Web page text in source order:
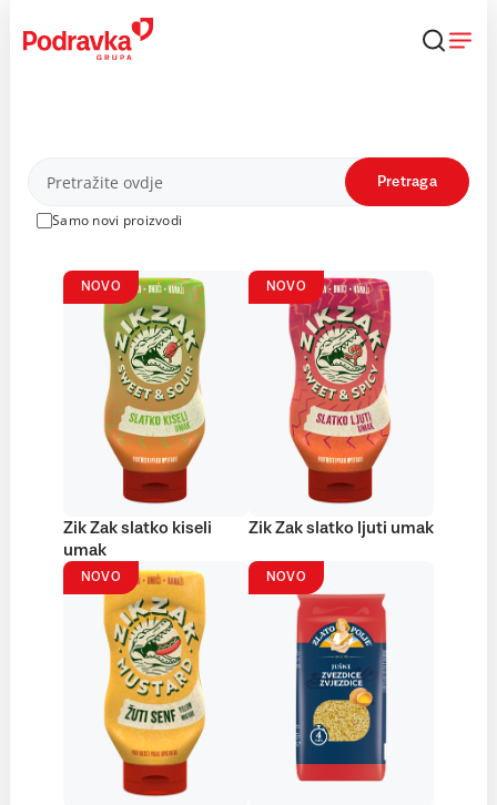
content
Proizvodi
Samo novi proizvodi
Pretraga
NOVO
Zik Zak slatko kiseli
umak
NOVO
Zik Zak slatko ljuti umak
NOVO NOVO